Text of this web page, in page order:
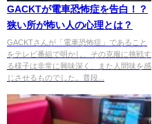
GACKTが電車恐怖症を告白！？
狭い所が怖い人の心理とは？
GACKTさんが「電車恐怖症」であること
をテレビ番組で明かし、その克服に挑戦す
る様子は非常に興味深く、また人間味を感
じさせるものでした。普段...